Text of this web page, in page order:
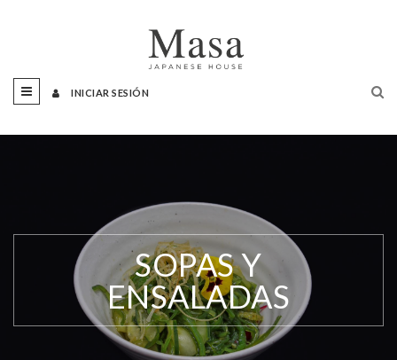
INICIAR SESIÓN
SOPAS Y
ENSALADAS